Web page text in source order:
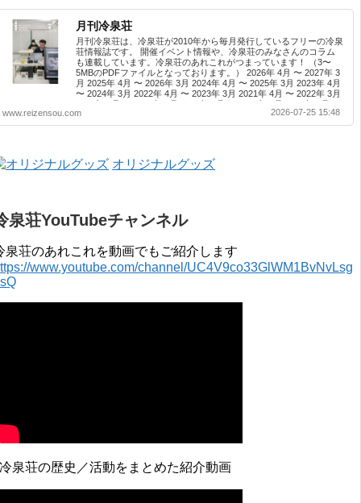
月刊冷泉荘
月刊冷泉荘は、冷泉荘が2010年から毎月発行しているフリーの冷泉
荘情報誌です。 開催イベント情報や、冷泉荘のみなさんのコラム
も連載しています。冷泉荘のあれこれがつまっています！ （3〜
5MBのPDFファイルとなっております。） 2026年 4月 〜 2027年 3
月 2025年 4月 〜 2026年 3月 2024年 4月 〜 2025年 3月 2023年 4月
〜 2024年 3月 2022年 4月 〜 2023年 3月 2021年 4月 〜 2022年 3月
2020年 4月 〜 2021年 3月 2019年 4月 〜 2020年 3月 2018年 4月 〜
2019年 3月 2017年 4月 〜 2018年 3月 2016年 4月 〜 2017年 3月
2015年 4月 〜 2016年 3月 2014年 4月 〜 2015年 3月 2013...
www.reizensou.com 2026-07-25 15:48
オリジナルグッズ
泉荘YouTubeチャンネル
泉荘のあれこれを動画でもご紹介します
www.youtube.com/channel/UC4V9co33GlWM1BvNvLsg
泉荘の歴史／活動をまとめた紹介動画